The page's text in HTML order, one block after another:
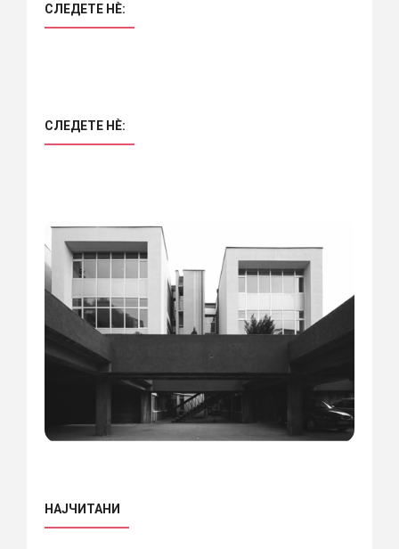
СЛЕДЕТЕ НÈ:
СЛЕДЕТЕ НÈ:
НАЈЧИТАНИ